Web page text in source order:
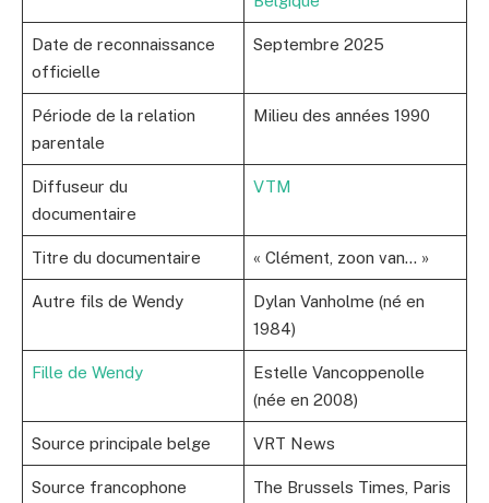
Date de reconnaissance
officielle
Septembre 2025
Période de la relation
parentale
Milieu des années 1990
Diffuseur du
documentaire
VTM
Titre du documentaire « Clément, zoon van… »
Autre fils de Wendy
Dylan Vanholme (né en
1984)
Fille de Wendy
Estelle Vancoppenolle
(née en 2008)
Source principale belge VRT News
Source francophone
The Brussels Times, Paris